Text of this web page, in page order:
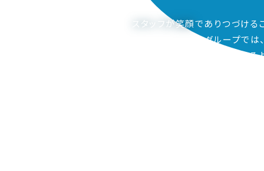
スタッフが笑顔でありつづける
ピアーサーティーグループでは
ご家族も笑顔になってもらえる